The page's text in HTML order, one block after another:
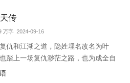
值与智慧担当，我有一解毒秘籍和阵法
我可让用毒之人无处藏也可让摆阵之
我们都有共同的特点：“行侠仗义，乃君
江湖就要对得起大侠
传
万字 2024-09-16
仇和江湖之道，隐姓埋名改名为叶
踏上一场复仇渺茫之路，也为成全自
道。